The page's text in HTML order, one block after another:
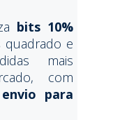
bits 10%
quadrado e
mais
com
para